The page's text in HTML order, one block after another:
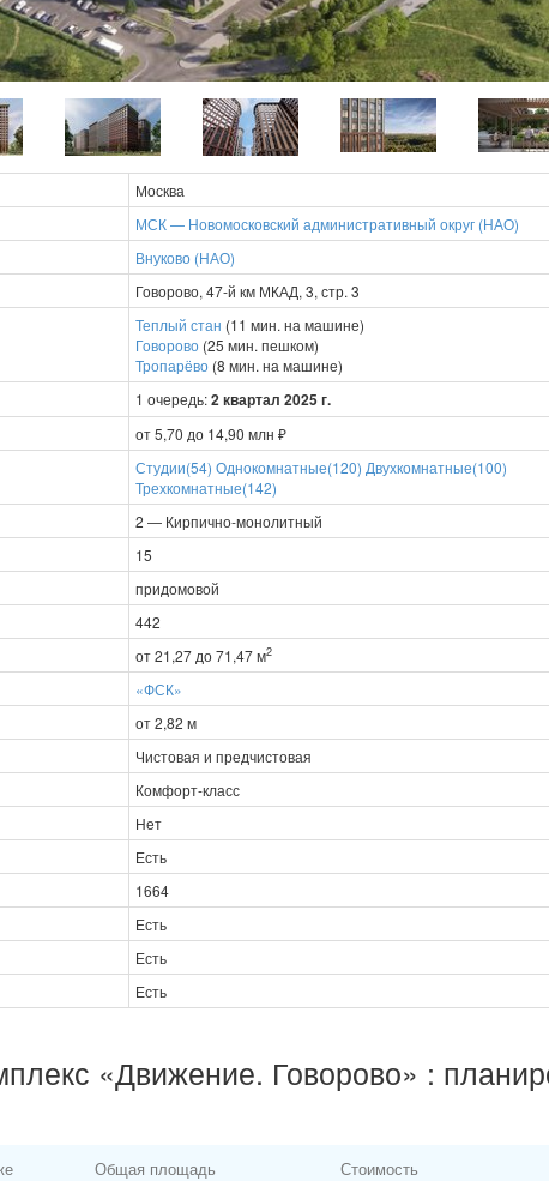
Москва
МСК — Новомосковский административный округ (НАО)
Внуково (НАО)
Говорово, 47-й км МКАД, 3, стр. 3
Теплый стан (11 мин. на машине)
Говорово (25 мин. пешком)
Тропарёво (8 мин. на машине)
1 очередь:2 квартал 2025 г.
от 5,70 до 14,90 млн ₽
Студии(54) Однокомнатные(120) Двухкомнатные(100)
Трехкомнатные(142)
2 — Кирпично-монолитный
15
придомовой
442
от 21,27 до 71,47 м2
«ФСК»
от 2,82 м
Чистовая и предчистовая
Комфорт-класс
Нет
Есть
1664
Есть
Есть
Есть
«Движение. Говорово» :
Общая площадь Стоимость